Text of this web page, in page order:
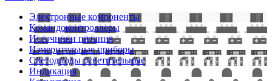
Электронные компоненты
Командоконтроллеры
Источники питания
Измерительные приборы
Светодиоды осветительные
Индикация